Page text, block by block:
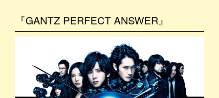
『GANTZ PERFECT ANSWER』